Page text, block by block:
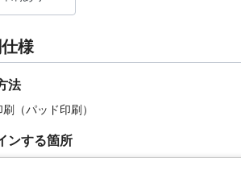
様
法
（パッド印刷）
ンする箇所